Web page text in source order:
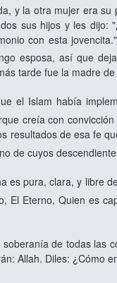
y la otra mujer era
sus hijos y les
con esta
esposa, así que
tarde fue la madre de
el Islam había
creía con convicción
resultados de esa fe
de cuyos
es pura, clara, y libre
El Eterno, Quien es
de todas
Allah. Diles: ¿Cómo